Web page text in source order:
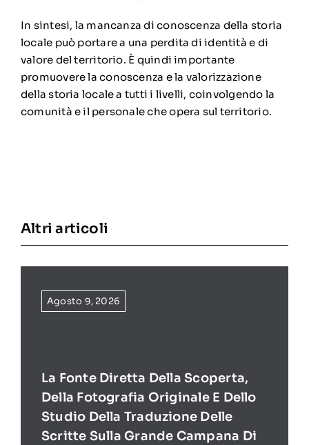
In sintesi, la mancanza di conoscenza della storia
locale può portare a una perdita di identità e di
valore del territorio. È quindi importante
promuovere la conoscenza e la valorizzazione
della storia locale a tutti i livelli, coinvolgendo la
comunità e il personale che opera sul territorio.
Altri articoli
Agosto 9, 2026
La Fonte Diretta Della Scoperta,
Della Fotografia Originale E Dello
Studio Della Traduzione Delle
Scritte Sulla Grande Campana Di